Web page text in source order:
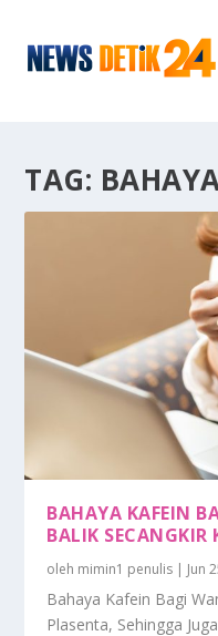
TAG:
BAHAYA KAFEIN
BALIK SECANGKIR
oleh mimin1 penulis | Jun
Bahaya Kafein Bagi
Plasenta, Sehingga